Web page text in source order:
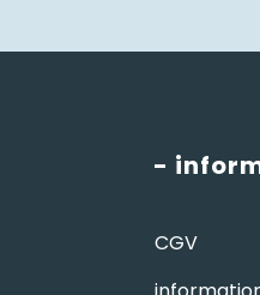
-
CGV